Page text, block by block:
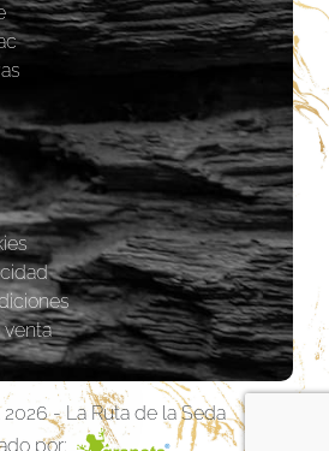
- La Ruta de la Seda
por: